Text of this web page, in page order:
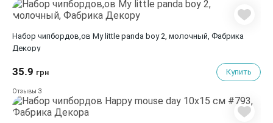
Набор чипбордов,ов My little panda boy 2, молочный, Фабрика
Декору
35.9 грн Купить
Отзывы 3